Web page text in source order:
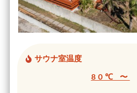
サウナ室温度
80℃ 〜